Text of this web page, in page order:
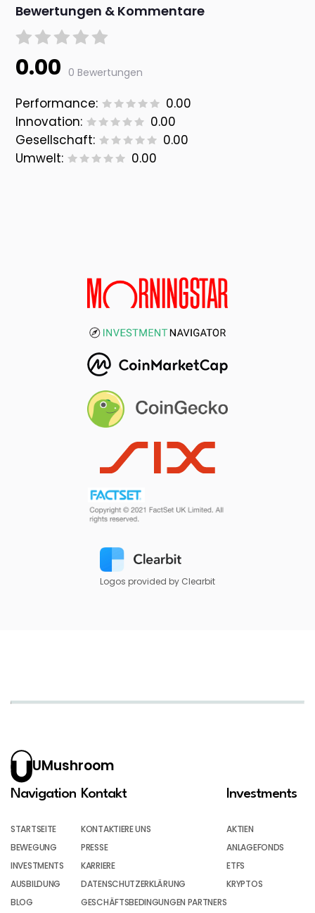
Bewertungen & Kommentare
0.00 0 Bewertungen
Performance:
0.00
Innovation:
0.00
Gesellschaft:
0.00
Umwelt:
0.00
Logos provided by Clearbit
UMushroom
Navigation
STARTSEITE
BEWEGUNG
INVESTMENTS
AUSBILDUNG
BLOG
Kontakt
KONTAKTIERE UNS
PRESSE
KARRIERE
DATENSCHUTZERKLÄRUNG
GESCHÄFTSBEDINGUNGEN PARTNERS
Investments
AKTIEN
ANLAGEFONDS
ETFS
KRYPTOS